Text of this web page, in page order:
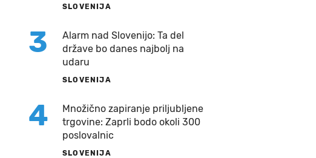
SLOVENIJA
3
Alarm nad Slovenijo: Ta del
države bo danes najbolj na
udaru
SLOVENIJA
4
Množično zapiranje priljubljene
trgovine: Zaprli bodo okoli 300
poslovalnic
SLOVENIJA